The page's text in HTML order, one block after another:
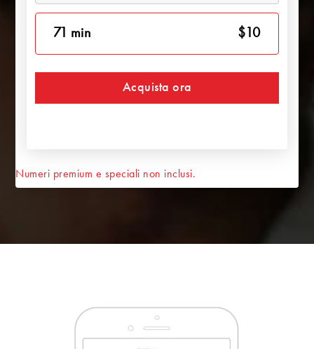
71 min $10
Acquista ora
Numeri premium e speciali non inclusi.